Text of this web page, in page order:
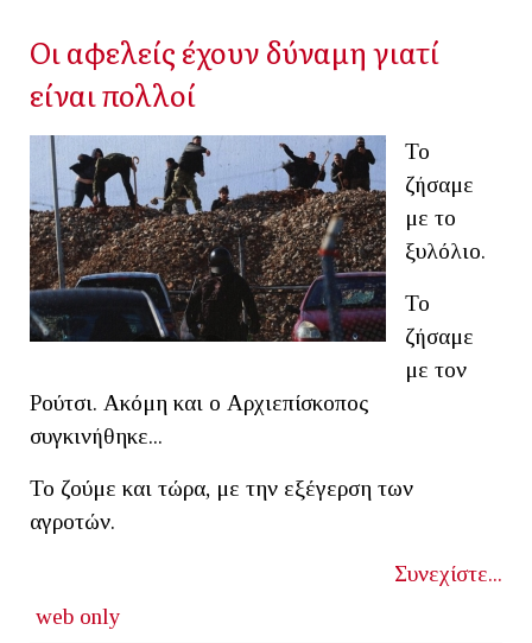
Οι αφελείς έχουν δύναμη γιατί
είναι πολλοί
Το
ζήσαμε
με το
ξυλόλιο.
Το
ζήσαμε
με τον
Ρούτσι. Ακόμη και ο Αρχιεπίσκοπος
συγκινήθηκε...
Το ζούμε και τώρα, με την εξέγερση των
αγροτών.
Συνεχίστε...
web only